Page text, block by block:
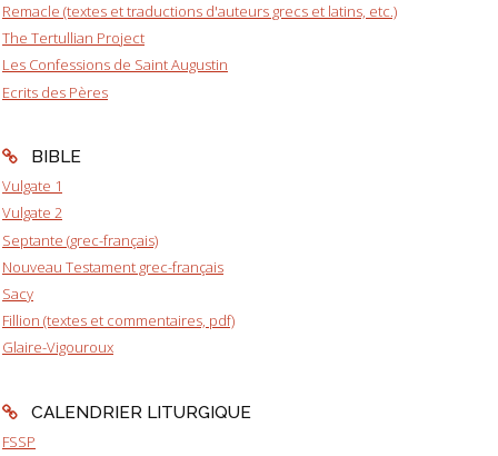
Remacle (textes et traductions d'auteurs grecs et latins, etc.)
The Tertullian Project
Les Confessions de Saint Augustin
Ecrits des Pères
BIBLE
Vulgate 1
Vulgate 2
Septante (grec-français)
Nouveau Testament grec-français
Sacy
Fillion (textes et commentaires, pdf)
Glaire-Vigouroux
CALENDRIER LITURGIQUE
FSSP